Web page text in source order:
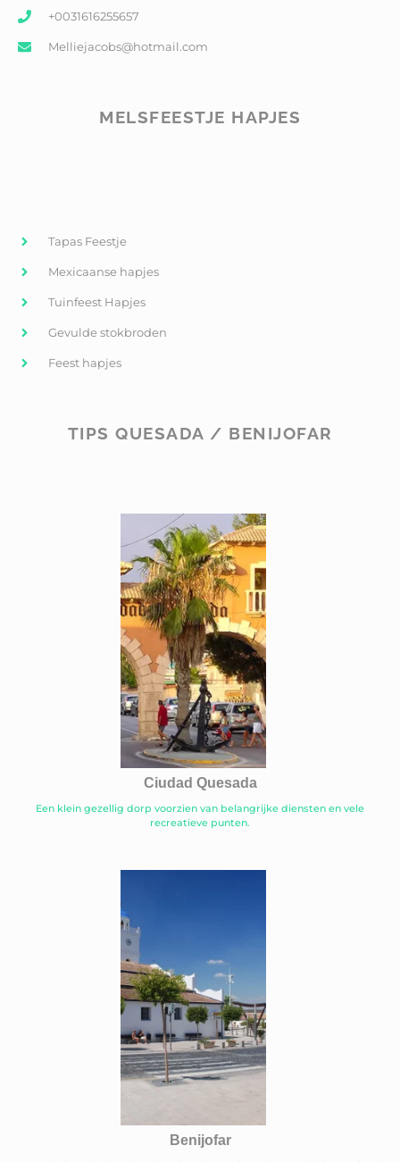
+0031616255657
Melliejacobs@hotmail.com
MELSFEESTJE HAPJES
Tapas Feestje
Mexicaanse hapjes
Tuinfeest Hapjes
Gevulde stokbroden
Feest hapjes
TIPS QUESADA / BENIJOFAR
Ciudad Quesada
Een klein gezellig dorp voorzien van belangrijke diensten en vele
recreatieve punten.
Benijofar